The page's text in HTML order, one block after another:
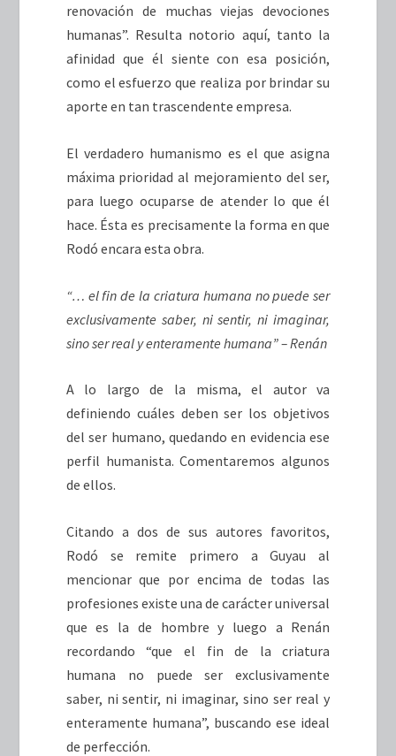
renovación de muchas viejas devociones
humanas”. Resulta notorio aquí, tanto la
afinidad que él siente con esa posición,
como el esfuerzo que realiza por brindar su
aporte en tan trascendente empresa.
El verdadero humanismo es el que asigna
máxima prioridad al mejoramiento del ser,
para luego ocuparse de atender lo que él
hace. Ésta es precisamente la forma en que
Rodó encara esta obra.
“… el fin de la criatura humana no puede ser
exclusivamente saber, ni sentir, ni imaginar,
sino ser real y enteramente humana” – Renán
A lo largo de la misma, el autor va
definiendo cuáles deben ser los objetivos
del ser humano, quedando en evidencia ese
perfil humanista. Comentaremos algunos
de ellos.
Citando a dos de sus autores favoritos,
Rodó se remite primero a Guyau al
mencionar que por encima de todas las
profesiones existe una de carácter universal
que es la de hombre y luego a Renán
recordando “que el fin de la criatura
humana no puede ser exclusivamente
saber, ni sentir, ni imaginar, sino ser real y
enteramente humana”, buscando ese ideal
de perfección.